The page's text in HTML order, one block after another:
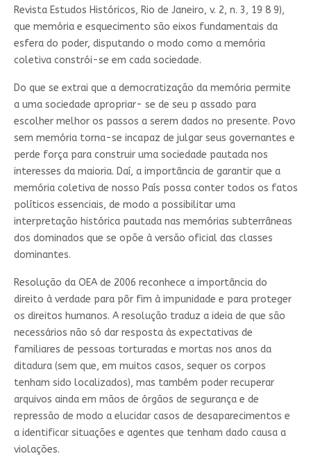
Revista Estudos Históricos, Rio de Janeiro, v. 2, n. 3, 19 8 9),
que memória e esquecimento são eixos fundamentais da
esfera do poder, disputando o modo como a memória
coletiva constrói-se em cada sociedade.
Do que se extrai que a democratização da memória permite
a uma sociedade apropriar- se de seu p assado para
escolher melhor os passos a serem dados no presente. Povo
sem memória torna-se incapaz de julgar seus governantes e
perde força para construir uma sociedade pautada nos
interesses da maioria. Daí, a importância de garantir que a
memória coletiva de nosso País possa conter todos os fatos
políticos essenciais, de modo a possibilitar uma
interpretação histórica pautada nas memórias subterrâneas
dos dominados que se opõe à versão oficial das classes
dominantes.
Resolução da OEA de 2006 reconhece a importância do
direito à verdade para pôr fim à impunidade e para proteger
os direitos humanos. A resolução traduz a ideia de que são
necessários não só dar resposta às expectativas de
familiares de pessoas torturadas e mortas nos anos da
ditadura (sem que, em muitos casos, sequer os corpos
tenham sido localizados), mas também poder recuperar
arquivos ainda em mãos de órgãos de segurança e de
repressão de modo a elucidar casos de desaparecimentos e
a identificar situações e agentes que tenham dado causa a
violações.